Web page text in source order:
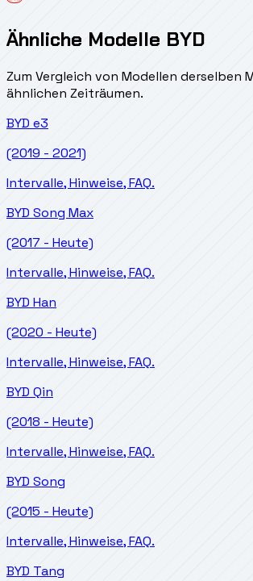
Ähnliche Modelle BYD
Zum Vergleich von Modellen derselben
ähnlichen Zeiträumen.
BYD e3
(2019 - 2021)
Intervalle, Hinweise, FAQ.
BYD Song Max
(2017 - Heute)
Intervalle, Hinweise, FAQ.
BYD Han
(2020 - Heute)
Intervalle, Hinweise, FAQ.
BYD Qin
(2018 - Heute)
Intervalle, Hinweise, FAQ.
BYD Song
(2015 - Heute)
Intervalle, Hinweise, FAQ.
BYD Tang